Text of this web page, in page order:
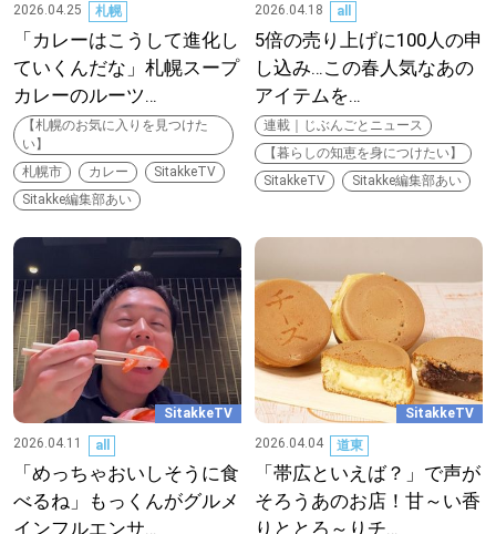
パートナーメディア Sitakkeパートナー
運営会社 広告掲載
情報提供・お問い合わせ 利用規約
プライバシーポリシー
閉じる
2026.04.25
札幌
「カレーはこうして進化し
ていくんだな」札幌スープ
カレーのルーツ…
【札幌のお気に入りを見つけた
い】
札幌市
カレー
SitakkeTV
Sitakke編集部あい
2026.04.18
all
5倍の売り上げに100人の申
し込み…この春人気なあの
アイテムを…
連載｜じぶんごとニュース
【暮らしの知恵を身につけたい】
SitakkeTV
Sitakke編集部あい
SitakkeTV
2026.04.11
all
「めっちゃおいしそうに食
べるね」もっくんがグルメ
インフルエンサ…
SitakkeTV
2026.04.04
道東
「帯広といえば？」で声が
そろうあのお店！甘～い香
りととろ～りチ…